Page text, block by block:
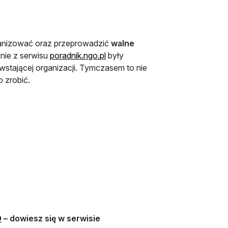
oraz przeprowadzić walne
z serwisu poradnik.ngo.pl były
organizacji. Tymczasem to nie
zrobić.
otwiera się w nowej karcie
– dowiesz się w serwisie